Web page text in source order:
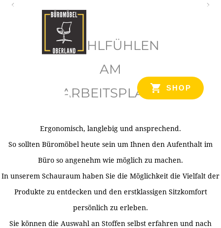
SHOP
WOHLFÜHLEN
AM
ARBEITSPLATZ
Ergonomisch, langlebig und ansprechend.
So sollten Büromöbel heute sein um Ihnen den Aufenthalt im
Büro so angenehm wie möglich zu machen.
In unserem Schauraum haben Sie die Möglichkeit die Vielfalt der
Produkte zu entdecken und den erstklassigen Sitzkomfort
persönlich zu erleben.
Sie können die Auswahl an Stoffen selbst erfahren und nach